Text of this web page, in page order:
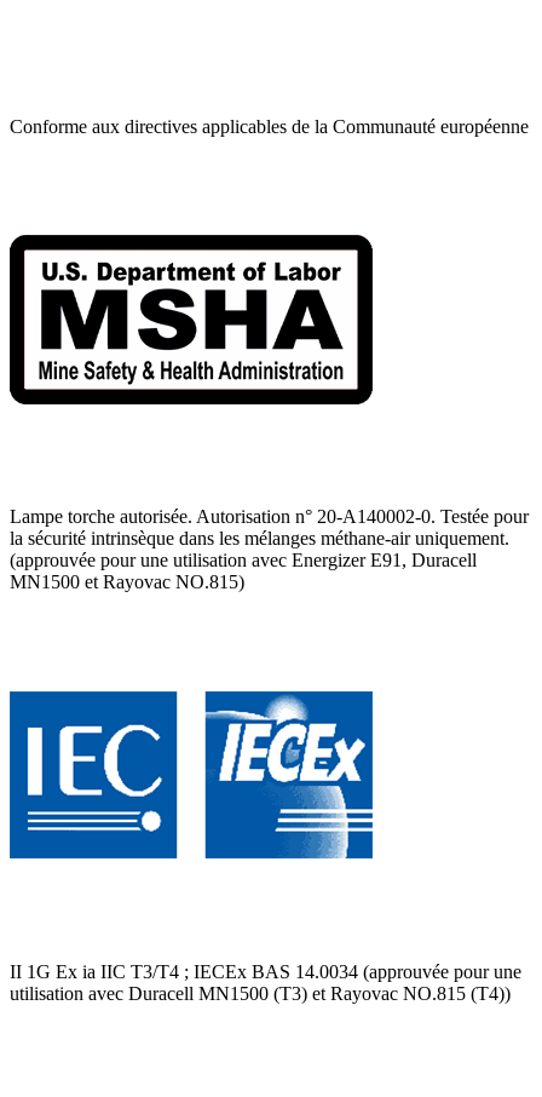
Conforme aux directives applicables de la Communauté européenne
Lampe torche autorisée. Autorisation n° 20-A140002-0. Testée pour
la sécurité intrinsèque dans les mélanges méthane-air uniquement.
(approuvée pour une utilisation avec Energizer E91, Duracell
MN1500 et Rayovac NO.815)
II 1G Ex ia IIC T3/T4 ; IECEx BAS 14.0034 (approuvée pour une
utilisation avec Duracell MN1500 (T3) et Rayovac NO.815 (T4))